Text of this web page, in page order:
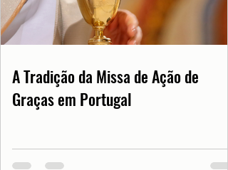
A Tradição da Missa de Ação de
Graças em Portugal